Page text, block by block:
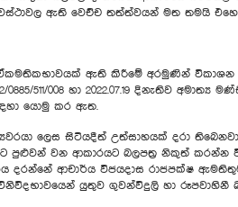
ඇති වෙච්ච තත්ත්වයන් මත තමයි
ඇති කිරීමේ අරමුණින් විකාශන
511/008 හා 2022.07.19 දිනැතිව
යොමු කර ඇත.
ලෙස සිටියදීත් උත්සාහයක් දරා
වන ආකාරයට බලපත්‍ර නිකුත් කරන්න
දරන්නේ ආචාර්ය විජයදාස රාජපක්ෂ
යුතුව ගුවන්විදුලි හා